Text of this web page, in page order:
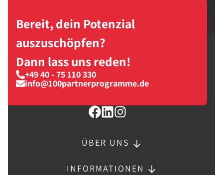
Bereit, dein Potenzial
auszuschöpfen?
Dann lass uns reden!
+49 40 - 75 110 330
info@100partnerprogramme.de
ÜBER UNS
INFORMATIONEN